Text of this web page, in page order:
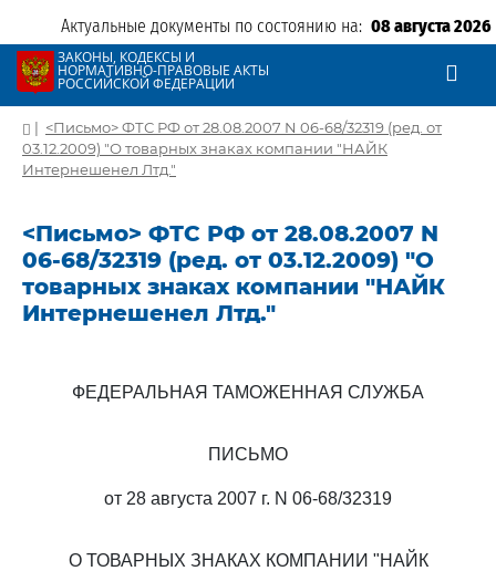
Актуальные документы по состоянию на: 08 августа 2026
ЗАКОНЫ, КОДЕКСЫ И
НОРМАТИВНО-ПРАВОВЫЕ АКТЫ
РОССИЙСКОЙ ФЕДЕРАЦИИ
| <Письмо> ФТС РФ от 28.08.2007 N 06-68/32319 (ред. от
03.12.2009) "О товарных знаках компании "НАЙК
Интернешенел Лтд."
<Письмо> ФТС РФ от 28.08.2007 N
06-68/32319 (ред. от 03.12.2009) "О
товарных знаках компании "НАЙК
Интернешенел Лтд."
ФЕДЕРАЛЬНАЯ ТАМОЖЕННАЯ СЛУЖБА
ПИСЬМО
от 28 августа 2007 г. N 06-68/32319
О ТОВАРНЫХ ЗНАКАХ КОМПАНИИ "НАЙК